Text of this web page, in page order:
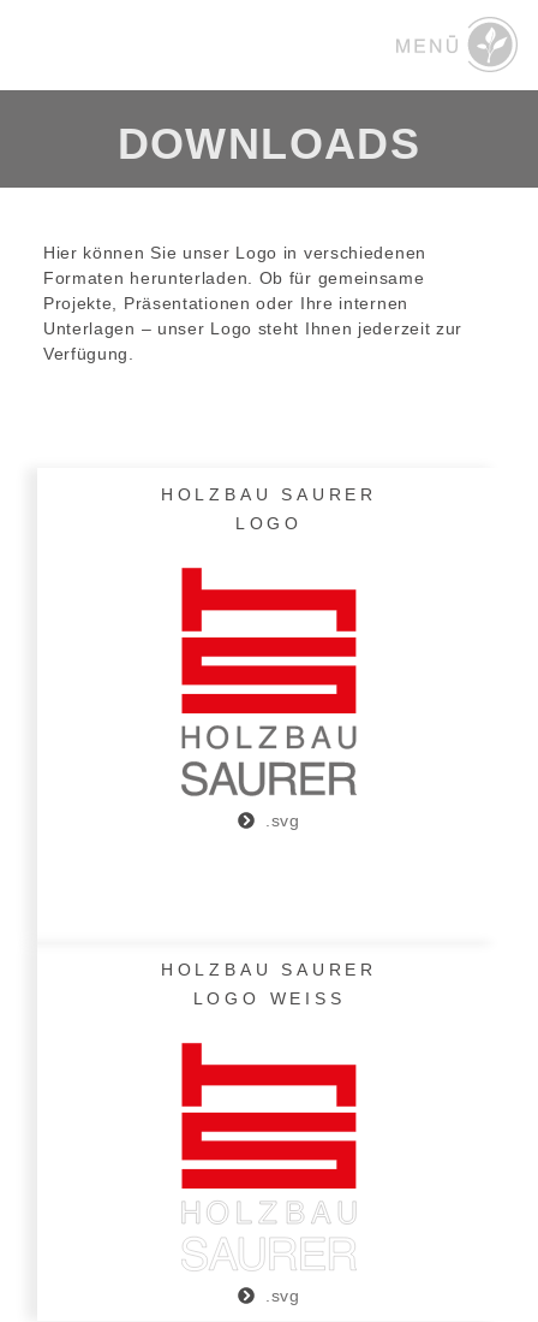
DOWNLOADS
Hier können Sie unser Logo in verschiedenen
Formaten herunterladen. Ob für gemeinsame
Projekte, Präsentationen oder Ihre internen
Unterlagen – unser Logo steht Ihnen jederzeit zur
Verfügung.
HOLZBAU SAURER
LOGO
.svg
HOLZBAU SAURER
LOGO WEISS
.svg